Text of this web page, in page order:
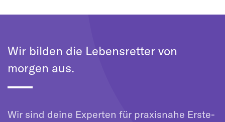
Wir bilden die Lebensretter von
morgen aus.
Wir sind deine Experten für praxisnahe Erste-